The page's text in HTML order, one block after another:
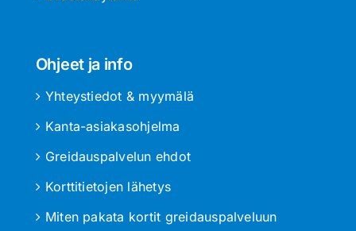
Ohjeet ja info
Yhteystiedot & myymälä
Kanta-asiakasohjelma
Greidauspalvelun ehdot
Korttitietojen lähetys
Miten pakata kortit greidauspalveluun